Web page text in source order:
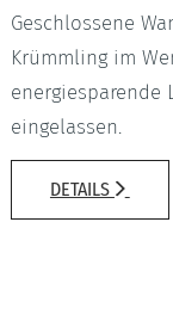
Geschlossene
Krümmling im
energiesparende
eingelassen.
DETAILS